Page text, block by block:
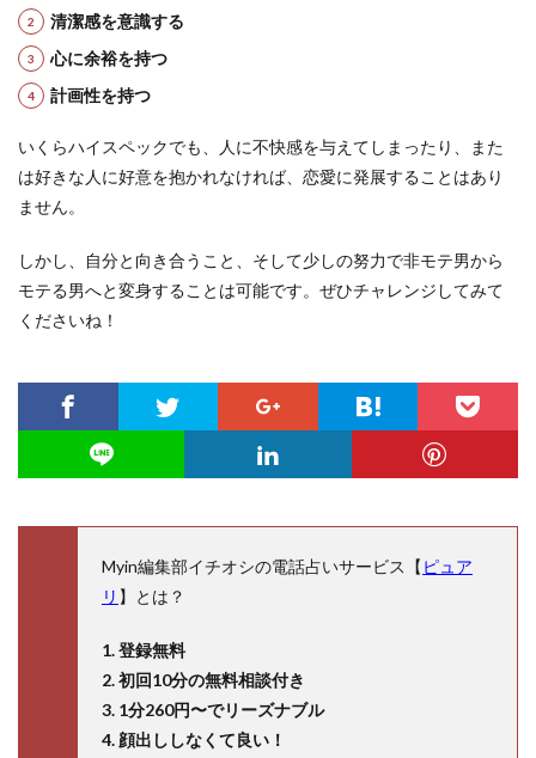
清潔感を意識する
心に余裕を持つ
計画性を持つ
いくらハイスペックでも、人に不快感を与えてしまったり、また
は好きな人に好意を抱かれなければ、恋愛に発展することはあり
ません。
しかし、自分と向き合うこと、そして少しの努力で非モテ男から
モテる男へと変身することは可能です。ぜひチャレンジしてみて
くださいね！
Myin編集部イチオシの電話占いサービス【 ピュア
リ 】とは？
1. 登録無料
2. 初回10分の無料相談付き
3. 1分260円〜でリーズナブル
4. 顔出ししなくて良い！